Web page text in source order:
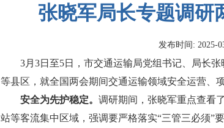
张晓军局长专题调研
发布时间: 2025-
3月3日至5日，市交通运输局党组书记、局长
等县区，就全国两会期间交通运输领域安全运营、
安全为先护稳定。 调研期间，张晓军重点查看
站等客流集中区域，强调要严格落实“三管三必须”